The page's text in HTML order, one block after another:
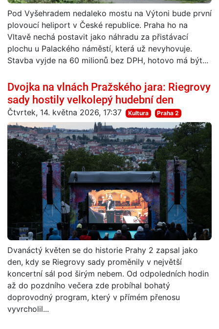
Pod Vyšehradem nedaleko mostu na Výtoni bude první
plovoucí heliport v České republice. Praha ho na
Vltavě nechá postavit jako náhradu za přistávací
plochu u Palackého náměstí, která už nevyhovuje.
Stavba vyjde na 60 milionů bez DPH, hotovo má být...
Dvojka na vlnách Pražského jara: Riegrovy
sady hostily velkolepý hudební den
Čtvrtek, 14. května 2026, 17:37 Kultura Praha 2
Dvanáctý květen se do historie Prahy 2 zapsal jako
den, kdy se Riegrovy sady proměnily v největší
koncertní sál pod širým nebem. Od odpoledních hodin
až do pozdního večera zde probíhal bohatý
doprovodný program, který v přímém přenosu
vyvrcholil...